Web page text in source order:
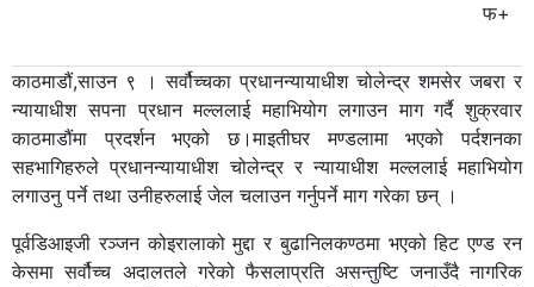
फ+
काठमाडौं,साउन ९ । सर्वौच्चका प्रधानन्यायाधीश चोलेन्द्र शमसेर जबरा र
न्यायाधीश सपना प्रधान मल्ललाई महाभियोग लगाउन माग गर्दै शुक्रवार
काठमाडौंमा प्रदर्शन भएको छ।माइतीघर मण्डलामा भएको पर्दशनका
सहभागिहरुले प्रधानन्यायाधीश चोलेन्द्र र न्यायाधीश मल्ललाई महाभियोग
लगाउनु पर्ने तथा उनीहरुलाई जेल चलाउन गर्नुपर्ने माग गरेका छन् ।
पूर्वडिआइजी रञ्जन कोइरालाको मुद्दा र बुढानिलकण्ठमा भएको हिट एण्ड रन
केसमा सर्वौच्च अदालतले गरेको फैसलाप्रति असन्तुष्टि जनाउँदै नागरिक